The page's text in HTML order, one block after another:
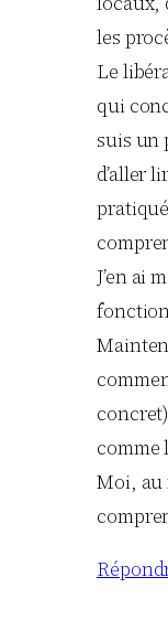
les
Le
qui
suis un
d’aller
J’en ai
comme
Moi, au